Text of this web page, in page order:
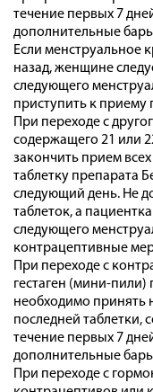
течение первых 7
дополнительные
Если менструальное
назад, женщине
следующего
приступить к приему
При переходе с
содержащего 21 или
закончить прием
таблетку препарата
следующий день. Не
таблеток, а
следующего
контрацептивные
При переходе с
гестаген (мини-пили)
необходимо принять
последней таблетки,
течение первых 7
дополнительные
При переходе с